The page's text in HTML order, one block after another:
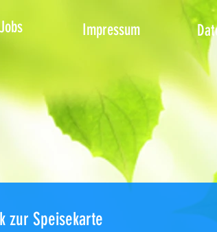
Jobs Impressum
zur Speisekarte